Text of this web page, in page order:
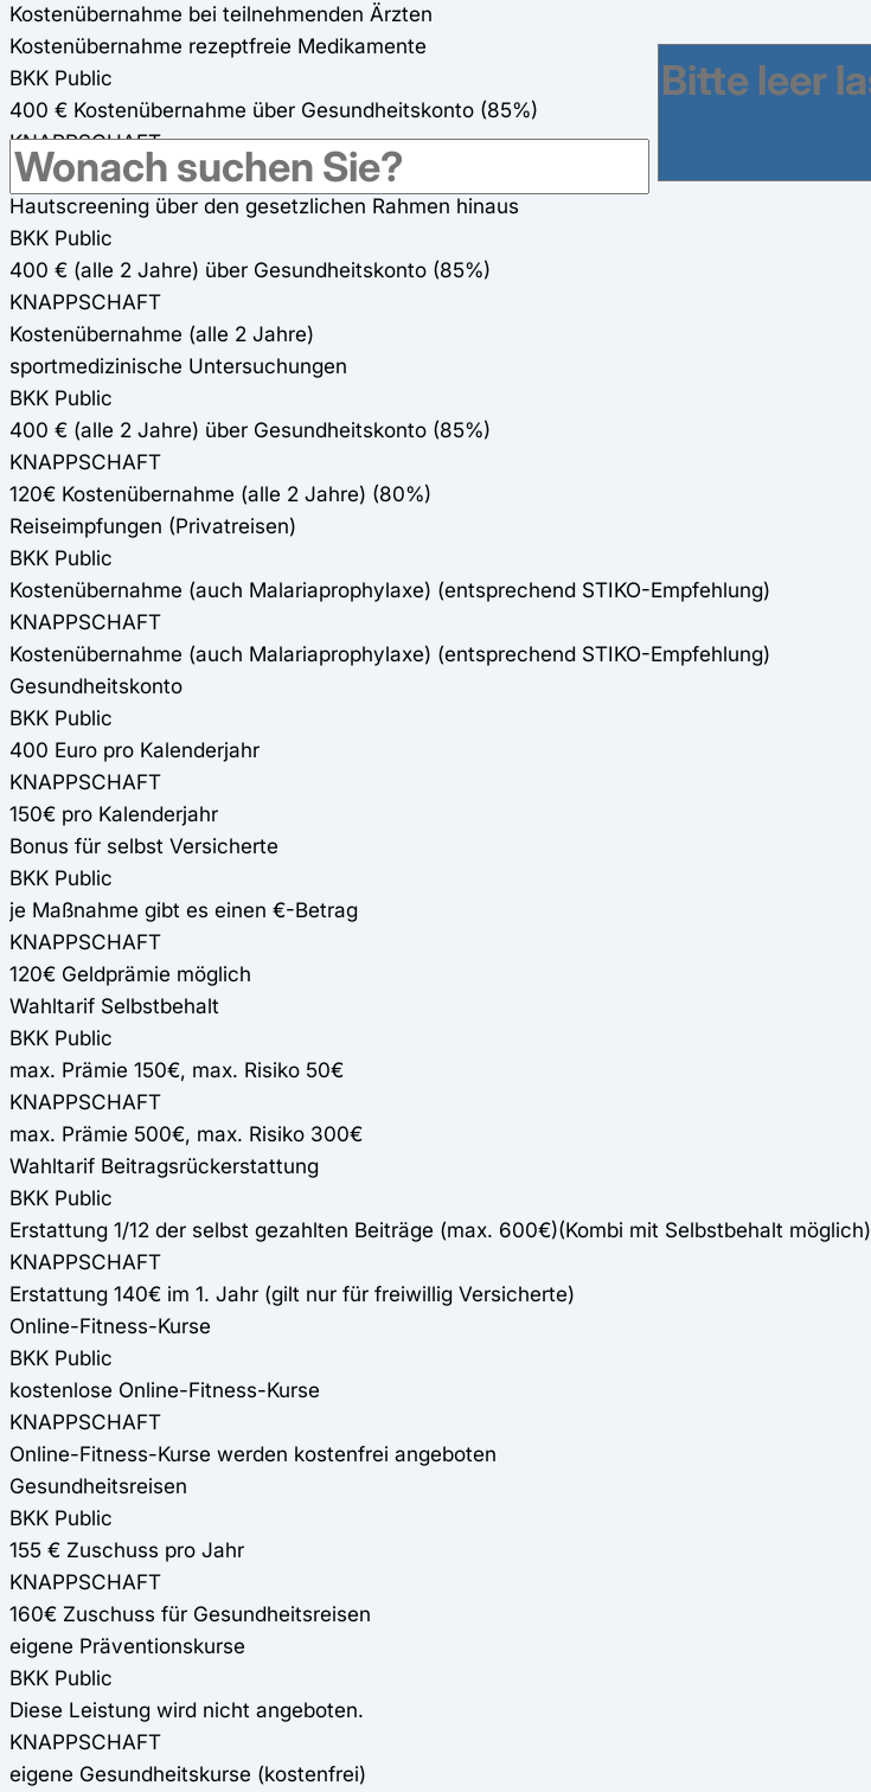
Kostenübernahme bei teilnehmenden Ärzten
Kostenübernahme rezeptfreie Medikamente
BKK Public
400 € Kostenübernahme über Gesundheitskonto (85%)
KNAPPSCHAFT
Diese Leistung wird nicht angeboten.
Hautscreening über den gesetzlichen Rahmen hinaus
BKK Public
400 € (alle 2 Jahre) über Gesundheitskonto (85%)
KNAPPSCHAFT
Kostenübernahme (alle 2 Jahre)
sportmedizinische Untersuchungen
BKK Public
400 € (alle 2 Jahre) über Gesundheitskonto (85%)
KNAPPSCHAFT
120€ Kostenübernahme (alle 2 Jahre) (80%)
Reiseimpfungen (Privatreisen)
BKK Public
Kostenübernahme (auch Malariaprophylaxe) (entsprechend STIKO-Empfehlung)
KNAPPSCHAFT
Kostenübernahme (auch Malariaprophylaxe) (entsprechend STIKO-Empfehlung)
Gesundheitskonto
BKK Public
400 Euro pro Kalenderjahr
KNAPPSCHAFT
150€ pro Kalenderjahr
Bonus für selbst Versicherte
BKK Public
je Maßnahme gibt es einen €-Betrag
KNAPPSCHAFT
120€ Geldprämie möglich
Wahltarif Selbstbehalt
BKK Public
max. Prämie 150€, max. Risiko 50€
KNAPPSCHAFT
max. Prämie 500€, max. Risiko 300€
Wahltarif Beitragsrückerstattung
BKK Public
Erstattung 1/12 der selbst gezahlten Beiträge (max. 600€)(Kombi mit Selbstbehalt möglich)
KNAPPSCHAFT
Erstattung 140€ im 1. Jahr (gilt nur für freiwillig Versicherte)
Online-Fitness-Kurse
BKK Public
kostenlose Online-Fitness-Kurse
KNAPPSCHAFT
Online-Fitness-Kurse werden kostenfrei angeboten
Gesundheitsreisen
BKK Public
155 € Zuschuss pro Jahr
KNAPPSCHAFT
160€ Zuschuss für Gesundheitsreisen
eigene Präventionskurse
BKK Public
Diese Leistung wird nicht angeboten.
KNAPPSCHAFT
eigene Gesundheitskurse (kostenfrei)